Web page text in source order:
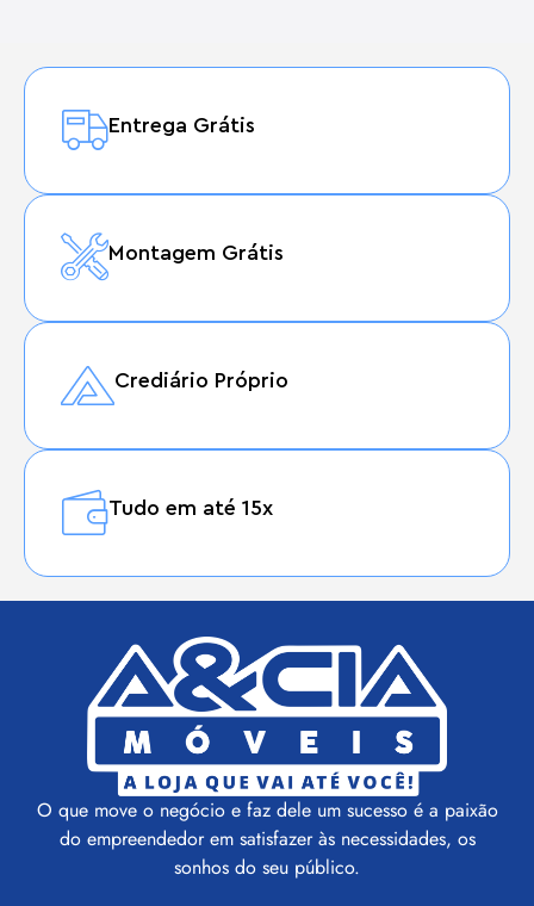
Entrega Grátis
Montagem Grátis
Crediário Próprio
Tudo em até 15x
O que move o negócio e faz dele um sucesso é a paixão
do empreendedor em satisfazer às necessidades, os
sonhos do seu público.